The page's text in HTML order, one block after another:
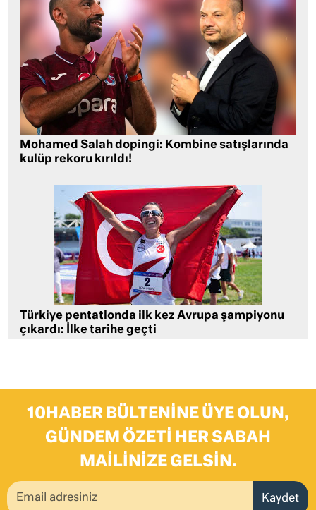
Mohamed Salah dopingi: Kombine satışlarında
kulüp rekoru kırıldı!
Türkiye pentatlonda ilk kez Avrupa şampiyonu
çıkardı: İlke tarihe geçti
10HABER BÜLTENINE ÜYE OLUN,
GÜNDEM ÖZETI HER SABAH
MAILINIZE GELSIN.
Kaydet